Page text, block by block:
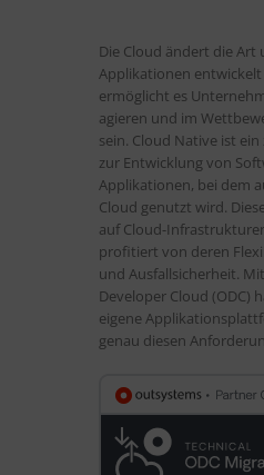
Die Cloud ändert die Art
Applikationen entwickelt
ermöglicht es
agieren und im
sein. Cloud Native ist
zur Entwicklung von
Applikationen, bei dem
Cloud genutzt wird.
auf Cloud-
profitiert von deren
und Ausfallsicherheit.
Developer Cloud (ODC)
eigene
genau diesen